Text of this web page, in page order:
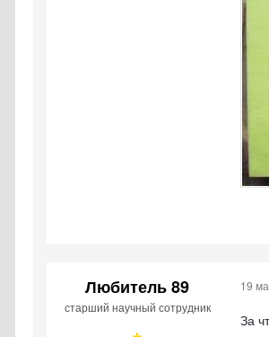
Любитель 89
старший научный сотрудник
19
За